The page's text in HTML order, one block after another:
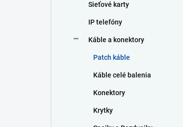
Sieťové karty
IP telefóny
Káble a konektory
Patch káble
Káble celé balenia
Konektory
Krytky